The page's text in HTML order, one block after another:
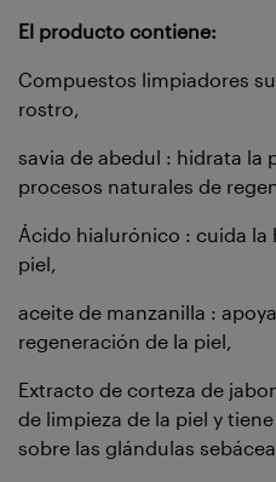
El producto contiene:
Compuestos limpiadores
rostro,
savia de abedul : hidrata la
procesos naturales de
Ácido hialurónico : cuida la
piel,
aceite de manzanilla :
regeneración de la piel,
Extracto de corteza de
de limpieza de la piel y
sobre las glándulas